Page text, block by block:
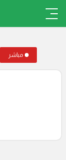
مباشر